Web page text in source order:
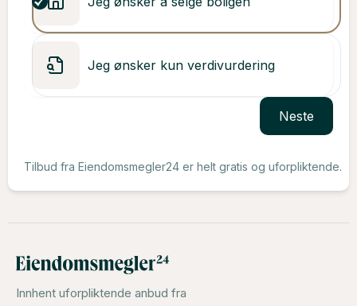
Jeg ønsker kun verdivurdering
Neste
Tilbud fra Eiendomsmegler24 er helt gratis og uforpliktende.
Innhent uforpliktende anbud fra